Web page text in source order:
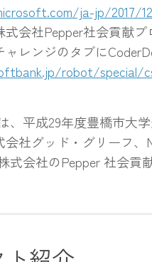
ja-jp/2017/
式会社Pepper社会貢献
ャレンジのタブに
robot/special/
、平成29年度豊橋市大
会社グッド・グリーフ
式会社のPepper 社会貢